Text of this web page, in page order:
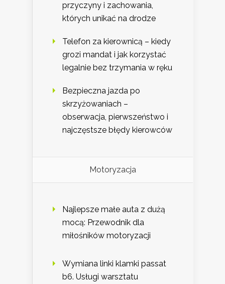
przyczyny i zachowania,
których unikać na drodze
Telefon za kierownicą – kiedy
grozi mandat i jak korzystać
legalnie bez trzymania w ręku
Bezpieczna jazda po
skrzyżowaniach –
obserwacja, pierwszeństwo i
najczęstsze błędy kierowców
Motoryzacja
Najlepsze małe auta z dużą
mocą: Przewodnik dla
miłośników motoryzacji
Wymiana linki klamki passat
b6. Usługi warsztatu